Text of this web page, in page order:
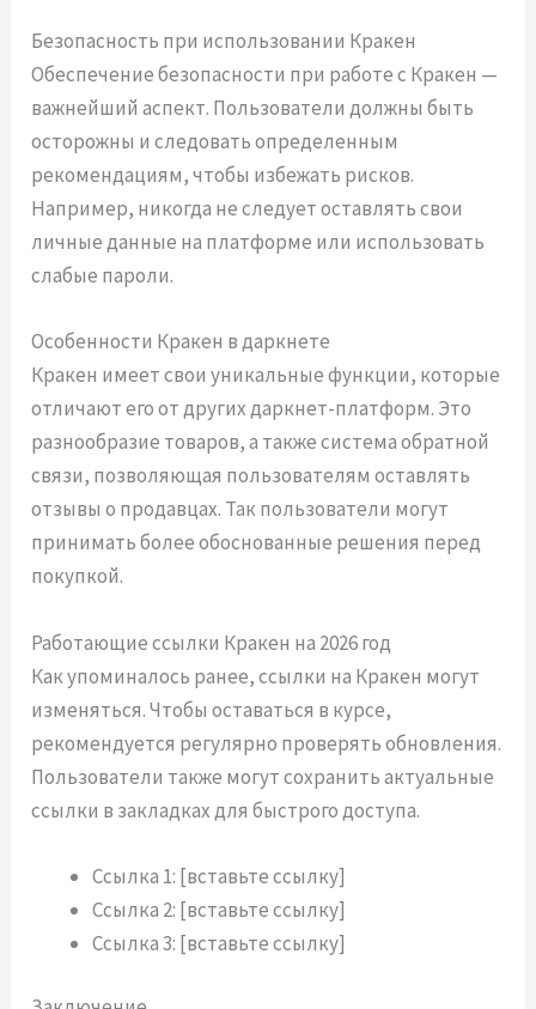
Безопасность при использовании Кракен
Обеспечение безопасности при работе с Кракен —
важнейший аспект. Пользователи должны быть
осторожны и следовать определенным
рекомендациям, чтобы избежать рисков.
Например, никогда не следует оставлять свои
личные данные на платформе или использовать
слабые пароли.
Особенности Кракен в даркнете
Кракен имеет свои уникальные функции, которые
отличают его от других даркнет-платформ. Это
разнообразие товаров, а также система обратной
связи, позволяющая пользователям оставлять
отзывы о продавцах. Так пользователи могут
принимать более обоснованные решения перед
покупкой.
Работающие ссылки Кракен на 2026 год
Как упоминалось ранее, ссылки на Кракен могут
изменяться. Чтобы оставаться в курсе,
рекомендуется регулярно проверять обновления.
Пользователи также могут сохранить актуальные
ссылки в закладках для быстрого доступа.
Ссылка 1: [вставьте ссылку]
Ссылка 2: [вставьте ссылку]
Ссылка 3: [вставьте ссылку]